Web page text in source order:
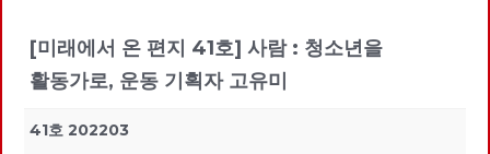
[미래에서 온 편지 41호] 사람 : 청소년을
활동가로, 운동 기획자 고유미
41호 202203